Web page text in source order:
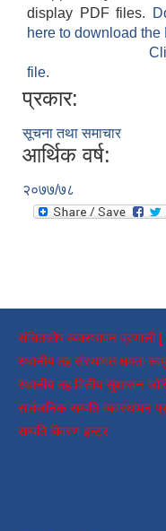
display PDF files.
here to download the
file.
प्रकार:
सूचना तथा समाचार
आर्थिक वर्ष:
२०७७/७८
संचितकोष व्यवस्थापन
स्थानीय तह संस्थागत क्षमता
स्थानीय तह वित्तीय सुशासन
सार्वजनिक सम्पति व्यवस्थापन
सम्पति विवरण इन्ट्र